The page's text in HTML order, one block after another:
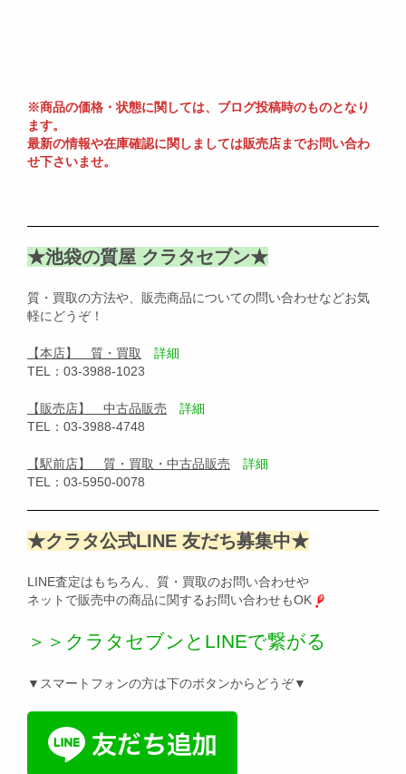
※商品の価格・状態に関しては、ブログ投稿時のものとなり
ます。
最新の情報や在庫確認に関しましては販売店までお問い合わ
せ下さいませ。
★池袋の質屋 クラタセブン★
質・買取の方法や、販売商品についての問い合わせなどお気
軽にどうぞ！
【本店】 質・買取
詳細
TEL：03-3988-1023
【販売店】 中古品販売
詳細
TEL：03-3988-4748
【駅前店】 質・買取・中古品販売
詳細
TEL：03-5950-0078
★クラタ公式LINE 友だち募集中★
LINE査定はもちろん、質・買取のお問い合わせや
ネットで販売中の商品に関するお問い合わせもOK
＞＞クラタセブンとLINEで繋がる
▼スマートフォンの方は下のボタンからどうぞ▼